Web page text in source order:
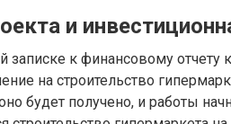
и
записке к финансовому отчету
на строительство
будет получено, и работы